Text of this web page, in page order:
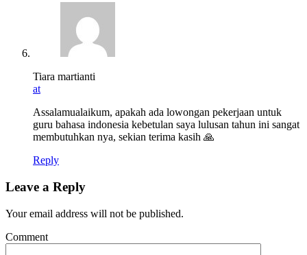
Tiara martianti
at
Assalamualaikum, apakah ada lowongan pekerjaan untuk
guru bahasa indonesia kebetulan saya lulusan tahun ini sangat
membutuhkan nya, sekian terima kasih 🙏
Reply
Leave a Reply
Your email address will not be published.
Comment